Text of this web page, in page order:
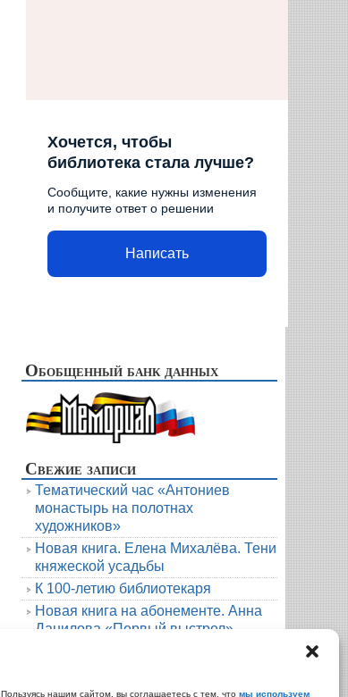
Пользуясь нашим сайтом, вы соглашаетесь с тем, что мы используем
Хочется, чтобы
библиотека стала лучше?
Сообщите, какие нужны изменения
и получите ответ о решении
Написать
Обобщенный банк данных
Свежие записи
Тематический час «Антониев
монастырь на полотнах
художников»
Новая книга. Елена Михалёва. Тени
княжеской усадьбы
К 100-летию библиотекаря
Новая книга на абонементе. Анна
Данилова «Первый выстрел»